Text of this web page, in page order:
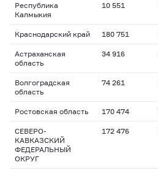
Республика
Калмыкия
10 551
Краснодарский край 180 751
Астраханская
область
34 916
Волгоградская
область
74 261
Ростовская область 170 474
СЕВЕРО-
КАВКАЗСКИЙ
ФЕДЕРАЛЬНЫЙ
ОКРУГ
172 476